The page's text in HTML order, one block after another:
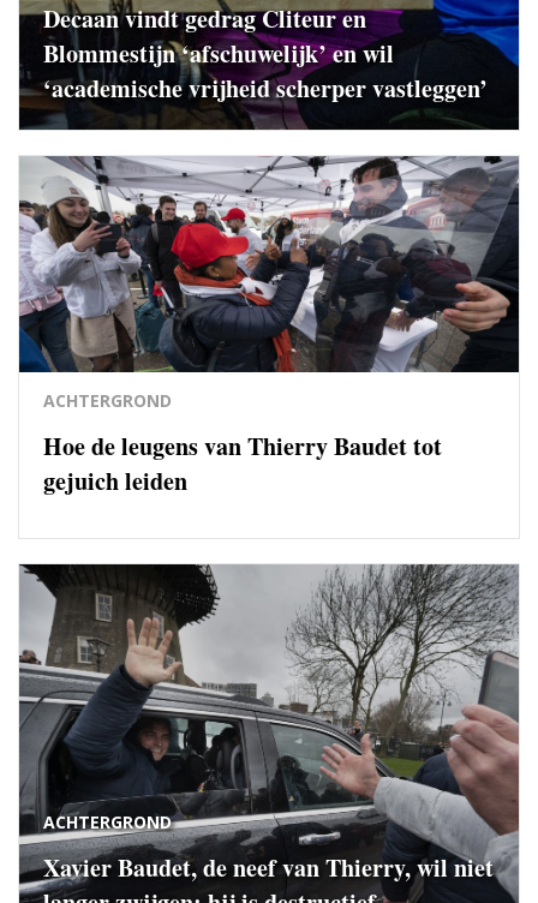
Decaan vindt gedrag Cliteur en
Blommestijn ‘afschuwelijk’ en wil
‘academische vrijheid scherper vastleggen’
ACHTERGROND
Hoe de leugens van Thierry Baudet tot
gejuich leiden
ACHTERGROND
Xavier Baudet, de neef van Thierry, wil niet